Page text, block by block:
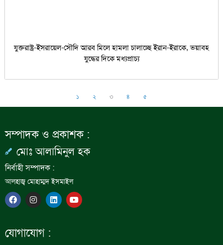
যুক্তরাষ্ট্র-ইসরায়েল-সৌদি আরব মিলে হামলা চালাচ্ছে ইরান-ইরাকে, ভয়াবহ
যুদ্ধের দিকে মধ্যপ্রাচ্য
১ ২ ৩ ৪ ৫
সম্পাদক ও প্রকাশক :
মোঃ আলামিনুল হক
নির্বাহী সম্পাদক :
আলহাজ্ব মোহাম্মদ ইসমাইল
F
a
c
b
o
I
n
s
a
g
L
i
n
Y
o
u
যোগাযোগ :